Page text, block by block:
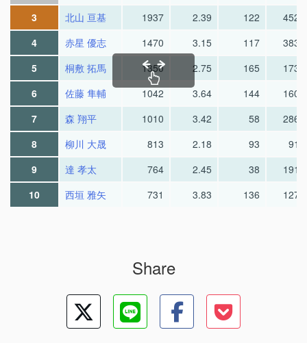
3
北山 亘基 1937 2.39 122
452.1
4
赤星 優志 1470 3.15 117
383.1
5
桐敷 拓馬 1350 2.75 165
173.1
6
佐藤 隼輔 1042 3.64 144
160.2
7
森 翔平 1010 3.42 58
286.2
8
柳川 大晟 813 2.18 93
91.0
9
達 孝太 764 2.45 38
191.1
10
西垣 雅矢 731 3.83 136 127.0
Share